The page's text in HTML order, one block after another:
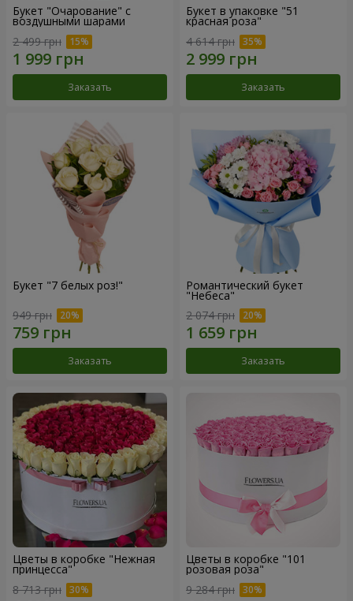
Букет "Очарование" с
воздушными шарами
2 499 грн
Заказать
Букет в упаковке "51
красная роза"
4 614 грн
Заказать
Букет "7 белых роз!"
949 грн
Заказать
Романтический букет
"Небеса"
2 074 грн
Заказать
Цветы в коробке "Нежная
принцесса"
8 713 грн
Цветы в коробке "101
розовая роза"
9 284 грн